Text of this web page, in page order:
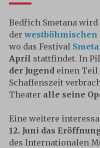
Bedřich Smetana
derwestböhmischen
wo das Festival
April stattfindet. In
der Jugend einen Teil
Schaffenszeit
Theater alle seine
Eine weitere
12. Juni das
des Internationalen